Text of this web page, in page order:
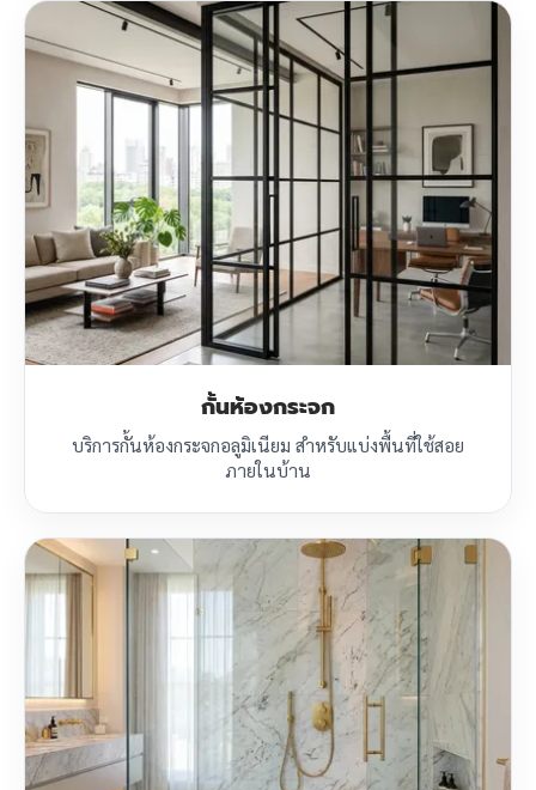
กั้นห้องกระจก
บริการกั้นห้องกระจกอลูมิเนียม สำหรับแบ่งพื้นที่ใช้สอย
ภายในบ้าน